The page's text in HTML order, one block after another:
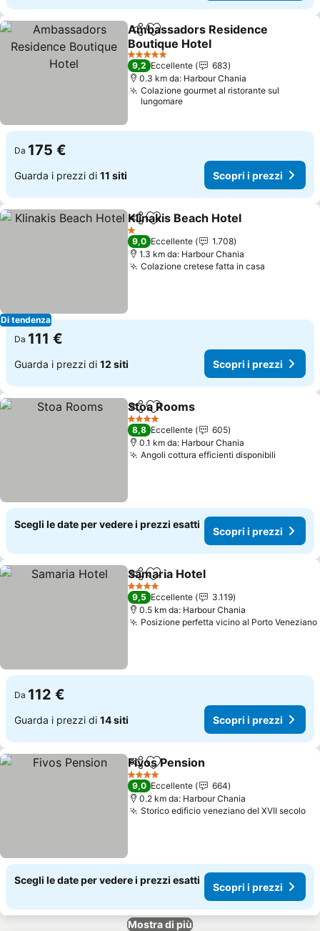
CondividiAggiungi ai preferiti
Ambassadors Residence
Boutique Hotel
Scopri i prezzi
5 Stelle
9,2 Eccellente
683
0.3 km da: Harbour Chania
Colazione gourmet al ristorante sul
lungomare
Da 175 €
Guarda i prezzi di 11 siti Scopri i prezzi
Di tendenza
CondividiAggiungi ai preferiti
Klinakis Beach Hotel
1 Stelle
9,0 Eccellente
1.708
1.3 km da: Harbour Chania
Colazione cretese fatta in casa
Da 111 €
Guarda i prezzi di 12 siti Scopri i prezzi
CondividiAggiungi ai preferiti
Stoa Rooms
4 Stelle
8,8 Eccellente
605
0.1 km da: Harbour Chania
Angoli cottura efficienti disponibili
Scegli le date per vedere i prezzi esatti
Scopri i prezzi
CondividiAggiungi ai preferiti
Samaria Hotel
4 Stelle
9,5 Eccellente
3.119
0.5 km da: Harbour Chania
Posizione perfetta vicino al Porto Veneziano
Da 112 €
Guarda i prezzi di 14 siti Scopri i prezzi
CondividiAggiungi ai preferiti
Fivos Pension
4 Stelle
9,0 Eccellente
664
0.2 km da: Harbour Chania
Storico edificio veneziano del XVII secolo
Scegli le date per vedere i prezzi esatti
Scopri i prezzi
Mostra di più